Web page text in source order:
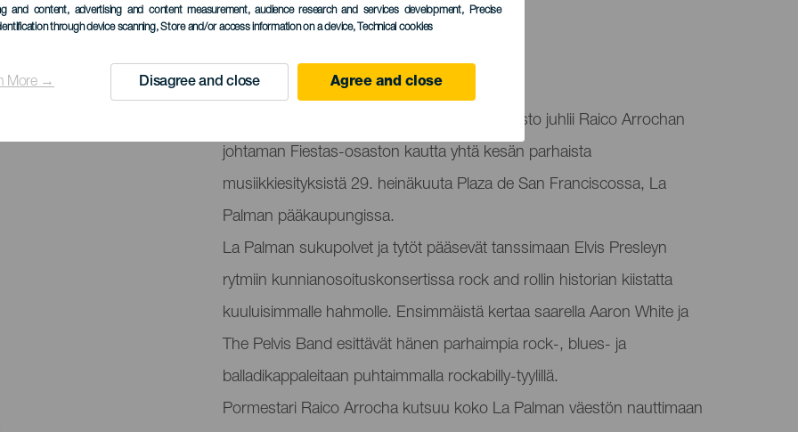
and content, advertising and content measurement, audience research and services development, Precise
through device scanning, Store and/or access information on a device, Technical cookies
More → Disagree and close Agree and close
TOTEUTUNUT TAPAHTUMA
Localidad
Santa Cruz de la Palma
del
evento
"Santa Cruz de La Palman kaupunginvaltuusto juhlii Raico Arrochan
johtaman Fiestas-osaston kautta yhtä kesän parhaista
musiikkiesityksistä 29. heinäkuuta Plaza de San Franciscossa, La
Palman pääkaupungissa.
La Palman sukupolvet ja tytöt pääsevät tanssimaan Elvis Presleyn
rytmiin kunnianosoituskonsertissa rock and rollin historian kiistatta
kuuluisimmalle hahmolle. Ensimmäistä kertaa saarella Aaron White ja
The Pelvis Band esittävät hänen parhaimpia rock-, blues- ja
balladikappaleitaan puhtaimmalla rockabilly-tyylillä.
Pormestari Raico Arrocha kutsuu koko La Palman väestön nauttimaan